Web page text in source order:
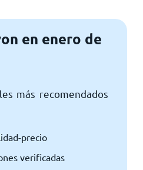
en enero de
más recomendados
precio
verificadas